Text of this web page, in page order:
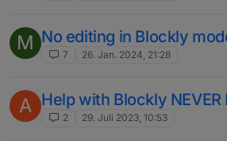
M No editing in Blockly
7 26. Jan. 2024, 21:28
A Help with Blockly NEVER
2 29. Juli 2023, 10:53